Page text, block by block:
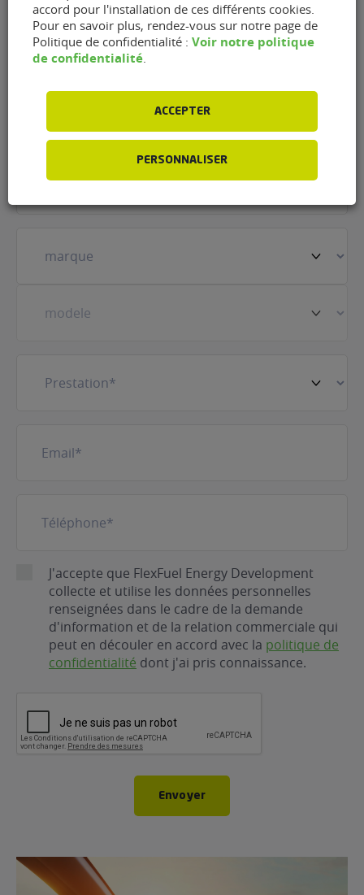
Autobacs Bonneuil de
Bonneuil-sur-Marne (94380)
Nom(Nécessaire)
(Nécessaire)
véhicule(Nécessaire)
mail(Nécessaire)
RGPDJ'accepte que FlexFuel Energy Development
collecte et utilise les données personnelles
renseignées dans le cadre de la demande
d'information et de la relation commerciale qui
peut en découler en accord avec la politique de
confidentialité dont j'ai pris connaissance.
Envoyer
accord pour l'installation de ces différents cookies.
Pour en savoir plus, rendez-vous sur notre page de
Politique de confidentialité : Voir notre politique
de confidentialité.
ACCEPTER
PERSONNALISER